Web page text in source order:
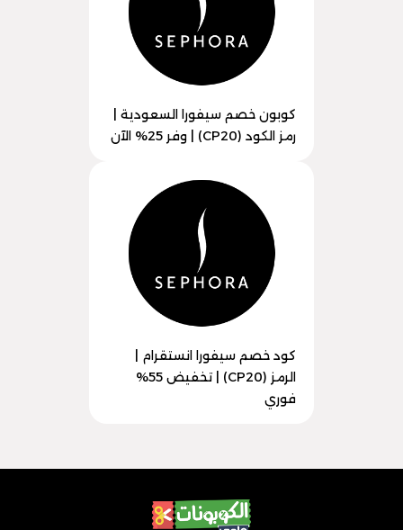
كوبون خصم سيفورا السعودية |
رمز الكود (CP20) | وفر 25% الآن
كود خصم سيفورا انستقرام |
الرمز (CP20) | تخفيض 55%
فوري